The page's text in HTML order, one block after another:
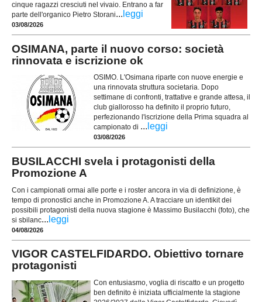
cinque ragazzi cresciuti nel vivaio. Entrano a far
parte dell'organico Pietro Storani... leggi
03/08/2026
OSIMANA, parte il nuovo corso: società
rinnovata e iscrizione ok
OSIMO. L'Osimana riparte con nuove energie e
una rinnovata struttura societaria. Dopo
settimane di confronti, trattative e grande attesa, il
club giallorosso ha definito il proprio futuro,
perfezionando l'iscrizione della Prima squadra al
campionato di ... leggi
03/08/2026
BUSILACCHI svela i protagonisti della
Promozione A
Con i campionati ormai alle porte e i roster ancora in via di definizione, è
tempo di pronostici anche in Promozione A. A tracciare un identikit dei
possibili protagonisti della nuova stagione è Massimo Busilacchi (foto), che
si sbilanc... leggi
04/08/2026
VIGOR CASTELFIDARDO. Obiettivo tornare
protagonisti
Con entusiasmo, voglia di riscatto e un progetto
ben definito è iniziata ufficialmente la stagione